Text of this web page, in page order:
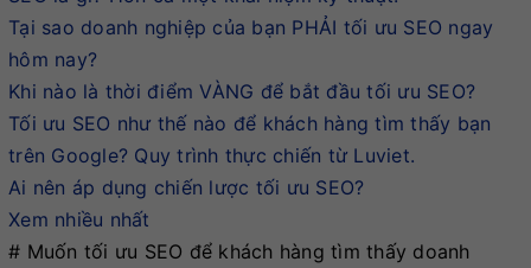
Tại sao doanh nghiệp của bạn PHẢI tối ưu SEO ngay
hôm nay?
Khi nào là thời điểm VÀNG để bắt đầu tối ưu SEO?
Tối ưu SEO như thế nào để khách hàng tìm thấy bạn
trên Google? Quy trình thực chiến từ Luviet.
Ai nên áp dụng chiến lược tối ưu SEO?
Xem nhiều nhất
# Muốn tối ưu SEO để khách hàng tìm thấy doanh